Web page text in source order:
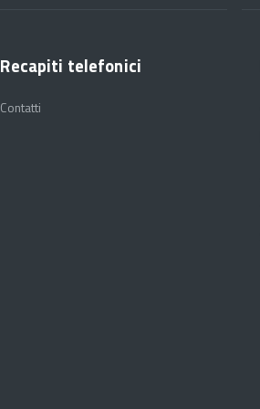
Recapiti telefonici
Contatti